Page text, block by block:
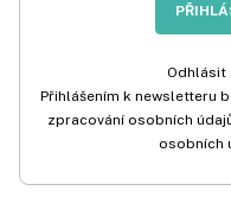
Odhlásit
Přihlášením k newsletteru
zpracování osobních
osobních